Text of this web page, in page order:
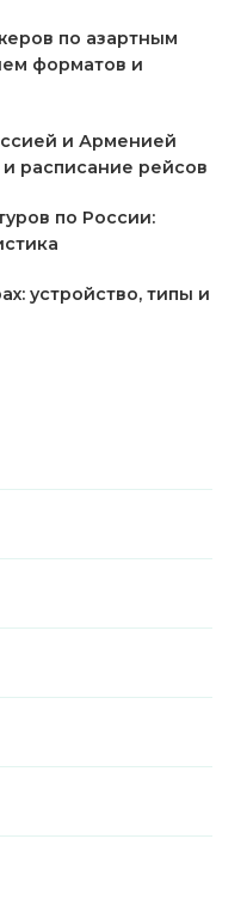
по азартным
форматов и
и Арменией
расписание рейсов
по России:
устройство, типы и